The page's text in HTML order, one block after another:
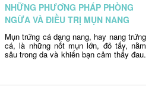
viết này sẽ …Continued
NHỮNG PHƯƠNG PHÁP PHÒNG
NGỪA VÀ ĐIỀU TRỊ MỤN NANG
Mụn trứng cá dạng nang, hay nang trứng
cá, là những nốt mụn lớn, đỏ tấy, nằm
sâu trong da và khiến bạn cảm thấy đau.
Đây là một loại mụn khá nguy hiểm và